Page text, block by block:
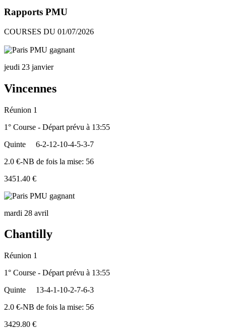
Rapports PMU
COURSES DU 01/07/2026
jeudi 23 janvier
Vincennes
Réunion 1
1° Course - Départ prévu à 13:55
Quinte
6-2-12-10-4-5-3-7
2.0 €-NB de fois la mise: 56
3451.40 €
mardi 28 avril
Chantilly
Réunion 1
1° Course - Départ prévu à 13:55
Quinte
13-4-1-10-2-7-6-3
2.0 €-NB de fois la mise: 56
3429.80 €